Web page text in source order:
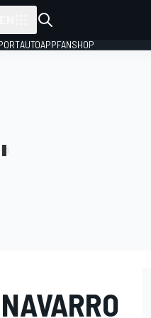
AUTOAPPFANSHOP